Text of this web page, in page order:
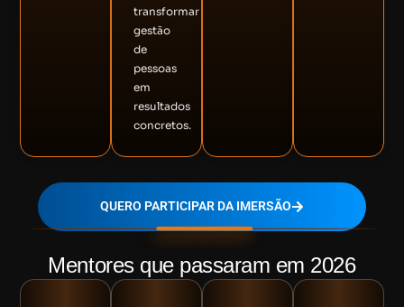
transformar
gestão
de
pessoas
em
resultados
concretos.
QUERO PARTICIPAR DA IMERSÃO
Mentores que passaram em 2026